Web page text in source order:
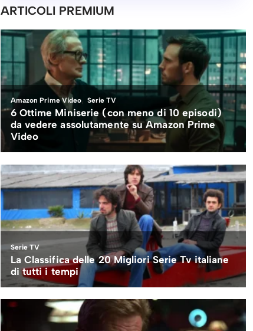
ARTICOLI PREMIUM